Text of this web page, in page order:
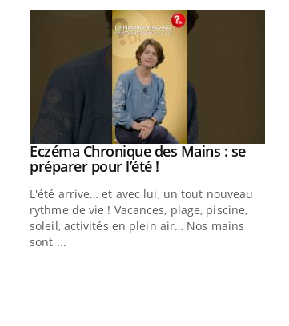
Youtube
Eczéma Chronique des Mains : se
préparer pour l’été !Youtube
L'été arrive… et avec lui, un tout nouveau
rythme de vie ! Vacances, plage, piscine,
soleil, activités en plein air… Nos mains
sont ...
Youtube
Diabète & Ramadan 2026Youtube
Le Ramadan approche, et, pour de
nombreuses personnes atteintes de
diabète, c'est une période de questions, de
défis, mais ...